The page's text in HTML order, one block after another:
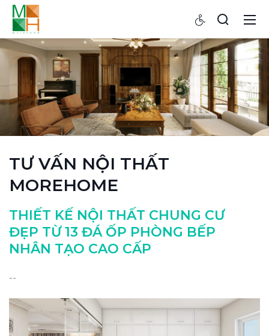
TƯ VẤN NỘI THẤT
MOREHOME
THIẾT KẾ NỘI THẤT CHUNG CƯ
ĐẸP TỪ 13 ĐÁ ỐP PHÒNG BẾP
NHÂN TẠO CAO CẤP
--